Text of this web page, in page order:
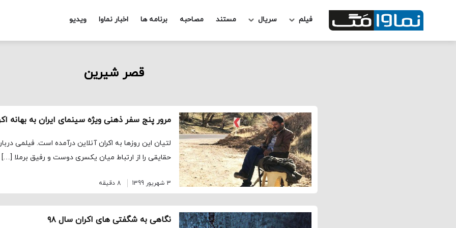
فیلم سریال مستند مصاحبه برنامه ها اخبار نماوا ویدیو
قصر شیرین
مرور پنج سفر ذهنی ویژه سینمای ایران به بهانه
لتیان این روزها به اکران آنلاین درآمده است. فیلمی
حقایقی را از ارتباط میان یکسری دوست و رفیق برملا […]
3 شهریور 1399 8 دقیقه
نگاهی به شگفتی های اکران سال ۹۸